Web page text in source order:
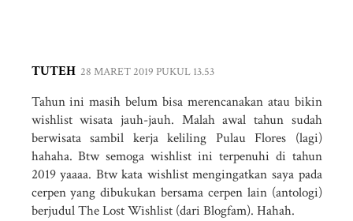
TUTEH 28 MARET 2019 PUKUL 13.53
Tahun ini masih belum bisa merencanakan atau bikin
wishlist wisata jauh-jauh. Malah awal tahun sudah
berwisata sambil kerja keliling Pulau Flores (lagi)
hahaha. Btw semoga wishlist ini terpenuhi di tahun
2019 yaaaa. Btw kata wishlist mengingatkan saya pada
cerpen yang dibukukan bersama cerpen lain (antologi)
berjudul The Lost Wishlist (dari Blogfam). Hahah.